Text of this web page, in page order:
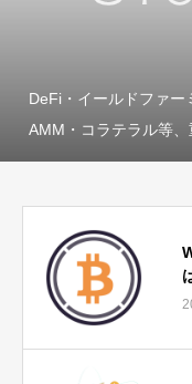
DeFi・イールドファー
AMM・コラテラル等、